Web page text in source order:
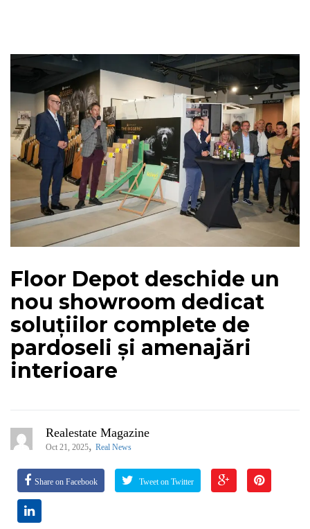
Floor Depot deschide un
nou showroom dedicat
soluțiilor complete de
pardoseli și amenajări
interioare
Realestate Magazine
Oct 21, 2025, Real News
Share on Facebook Tweet on Twitter